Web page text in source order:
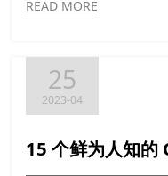
些坑。
READ MORE
25
2023-04
15 个鲜为人知的